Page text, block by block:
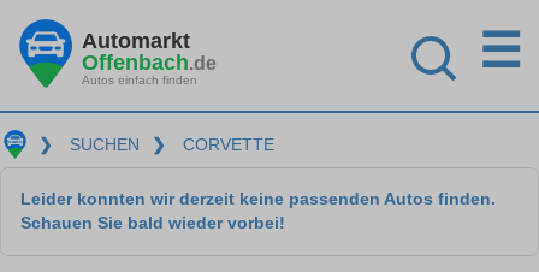
Automarkt
Offenbach.de
Autos einfach finden
☰
❯ SUCHEN ❯ CORVETTE
Leider konnten wir derzeit keine passenden Autos finden.
Schauen Sie bald wieder vorbei!